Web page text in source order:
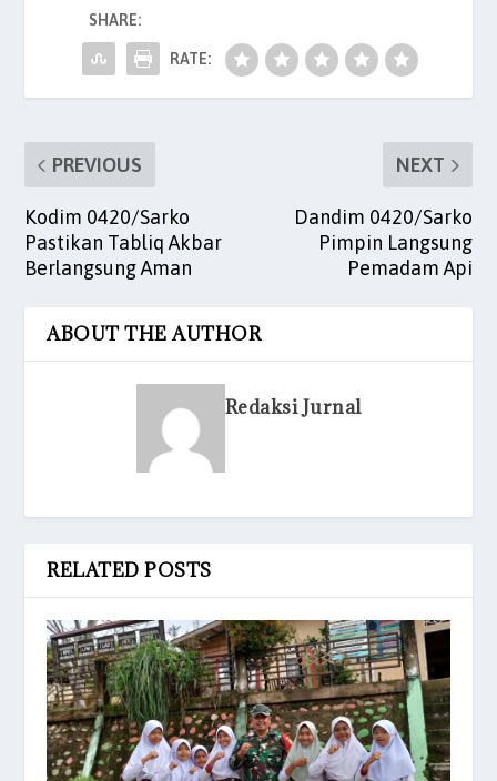
o
o
k
p
p
n
SHARE:
RATE:
PREVIOUS
Kodim 0420/Sarko
Pastikan Tabliq Akbar
Berlangsung Aman
NEXT
Dandim 0420/Sarko
Pimpin Langsung
Pemadam Api
ABOUT THE AUTHOR
Redaksi Jurnal
RELATED POSTS